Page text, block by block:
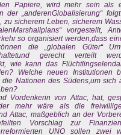
Papiere, wird mehr sein als
„anderenGlobalisierung“
sicherem Leben, sicherem
vorgestellt,
so organisiert werden,dass
die „globalen Güter“
gerecht verteilt
wie kann das
Welche neuen Institutionen
Nationen des Südens,um sich
Vordenkerin von Attac, hat,
mehr wäre als die
Attac, maßgeblich an der
Vorschlag zur
UNO sollen zwei